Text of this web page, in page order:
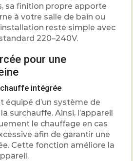
sa finition propre apporte
à votre salle de bain ou
reste simple avec
220–240V.
pour une
intégrée
équipé d’un système de
surchauffe. Ainsi, l’appareil
le chauffage en cas
afin de garantir une
Cette fonction améliore la